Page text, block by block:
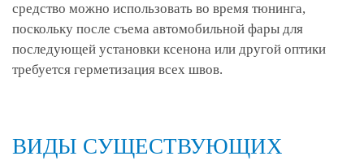
средство можно использовать во время тюнинга,
поскольку после съема автомобильной фары для
последующей установки ксенона или другой оптики
требуется герметизация всех швов.
ВИДЫ СУЩЕСТВУЮЩИХ